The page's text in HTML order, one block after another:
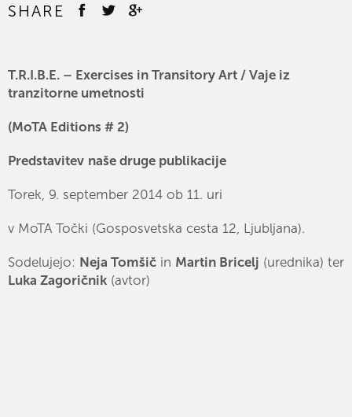
SHARE
T.R.I.B.E. – Exercises in Transitory Art / Vaje iz
tranzitorne umetnosti
(MoTA Editions # 2)
Predstavitev naše druge publikacije
Torek, 9. september 2014 ob 11. uri
v MoTA Točki (Gosposvetska cesta 12, Ljubljana).
Sodelujejo: Neja Tomšič in Martin Bricelj (urednika) ter
Luka Zagoričnik (avtor)